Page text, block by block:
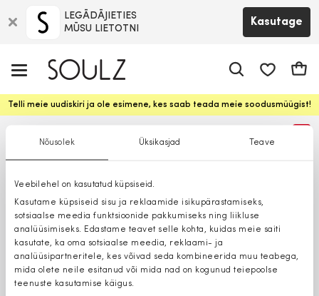
Nõusolek Üksikasjad Teave
Veebilehel on kasutatud küpsiseid.
Kasutame küpsiseid sisu ja reklaamide isikupärastamiseks,
sotsiaalse meedia funktsioonide pakkumiseks ning liikluse
analüüsimiseks. Edastame teavet selle kohta, kuidas meie saiti
kasutate, ka oma sotsiaalse meedia, reklaami- ja
analüüsipartneritele, kes võivad seda kombineerida muu teabega,
mida olete neile esitanud või mida nad on kogunud teiepoolse
teenuste kasutamise käigus.
LEGĀDĀJIETIES
MŪSU LIETOTNI
Kasutage
Telli meie uudiskiri ja ole esimene, kes saab teada meie soodusmüügist!